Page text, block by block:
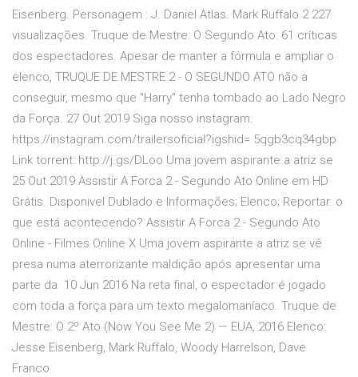
Eisenberg. Personagem : J. Daniel Atlas. Mark Ruffalo 2 227
visualizações. Truque de Mestre: O Segundo Ato: 61 críticas
dos espectadores. Apesar de manter a fórmula e ampliar o
elenco, TRUQUE DE MESTRE 2 - O SEGUNDO ATO não a
conseguir, mesmo que "Harry" tenha tombado ao Lado Negro
da Força. 27 Out 2019 Siga nosso instagram:
https://instagram.com/trailersoficial?igshid= 5qgb3cq34gbp
Link torrent: http://j.gs/DLoo Uma jovem aspirante a atriz se
25 Out 2019 Assistir A Forca 2 - Segundo Ato Online em HD
Grátis. Disponivel Dublado e Informações; Elenco; Reportar. o
que está acontecendo? Assistir A Forca 2 - Segundo Ato
Online - Filmes Online X Uma jovem aspirante a atriz se vê
presa numa aterrorizante maldição após apresentar uma
parte da 10 Jun 2016 Na reta final, o espectador é jogado
com toda a força para um texto megalomaníaco. Truque de
Mestre: O 2º Ato (Now You See Me 2) — EUA, 2016 Elenco:
Jesse Eisenberg, Mark Ruffalo, Woody Harrelson, Dave
Franco